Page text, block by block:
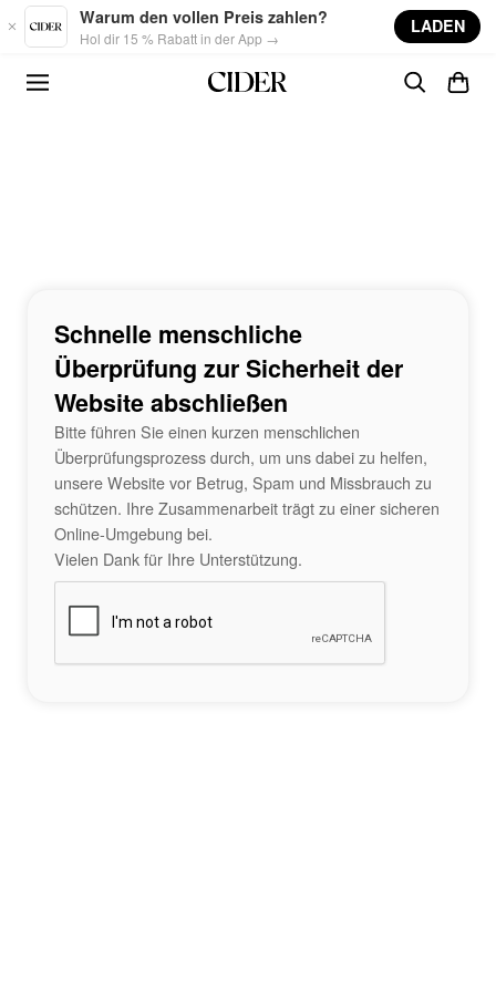
Skip to main content
Warum den vollen Preis zahlen?
Hol dir 15 % Rabatt in der App →
LADEN
Schnelle menschliche
Überprüfung zur Sicherheit der
Website abschließen
Bitte führen Sie einen kurzen menschlichen
Überprüfungsprozess durch, um uns dabei zu helfen,
unsere Website vor Betrug, Spam und Missbrauch zu
schützen. Ihre Zusammenarbeit trägt zu einer sicheren
Online-Umgebung bei.
Vielen Dank für Ihre Unterstützung.